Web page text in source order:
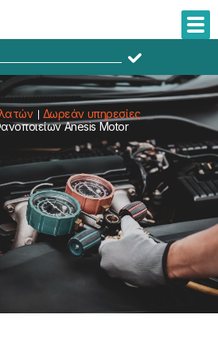
Δωρεάν υπηρεσίες
Anesis Motor